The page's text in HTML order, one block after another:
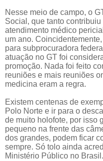
Nesse meio de campo, o
Social, que tanto
atendimento médico
um ano.
para subprocuradora
atuação no GT foi
promoção. Nada foi feito
reuniões e mais reuniões
medicina eram a regra.
Existem centenas de
Polo Norte e ir para o
de muito holofote, por isso
pequeno na frente das
dos grandes, podem ficar
sempre. Só tolo ainda
Ministério Público no Brasil.